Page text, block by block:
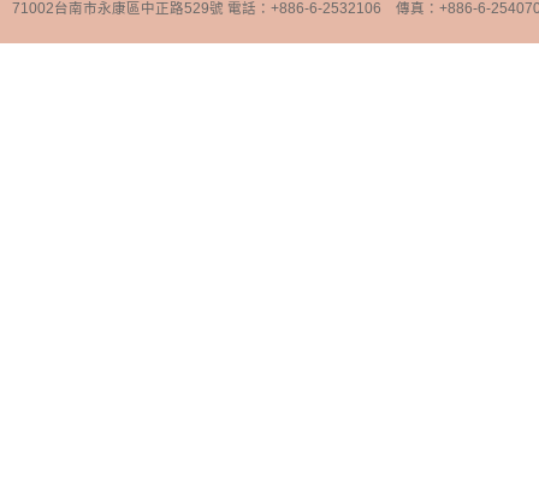
71002台南市永康區中正路529號 電話：+886-6-2532106 傳真：+886-6-